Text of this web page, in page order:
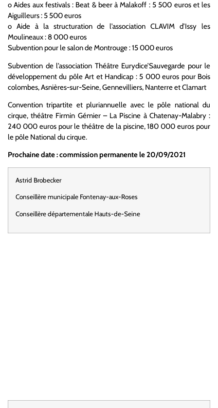
oAides aux festivals : Beat & beerà Malakoff : 5 500 euroset les
Aiguilleurs : 5 500 euros
o Aide à la structuration del’association CLAVIM d’Issy les
Moulineaux : 8 000 euros
Subvention pour le salon deMontrouge : 15 000 euros
Subvention de l’association Théâtre Eurydice’Sauvegarde pour le
développement du pôle Art et Handicap : 5 000 euros pour Bois
colombes, Asnières-sur-Seine, Gennevilliers, Nanterre et Clamart
Conventiontripartite et pluriannuelle avec le pôle national du
cirque, théâtre Firmin Gémier – La Piscine àChatenay-Malabry :
240 000 euros pour le théâtre de la piscine, 180 000 euros pour
le pôle National du cirque.
Prochaine date : commissionpermanentele20/09/2021
Astrid Brobecker
Conseillère municipale Fontenay-aux-Roses
Conseillère départementale Hauts-de-Seine